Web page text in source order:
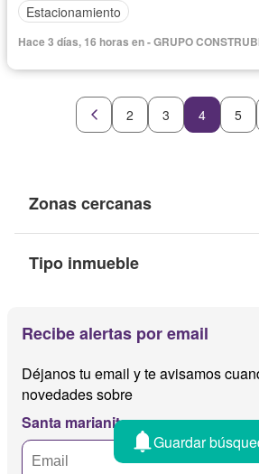
Estacionamiento
Hace 3 días, 16 horas en - GRUPO
2 3 4 5
Zonas cercanas
Tipo inmueble
Recibe alertas por email
Déjanos tu email y te avisamos
novedades sobre
Santa marianita
Guardar